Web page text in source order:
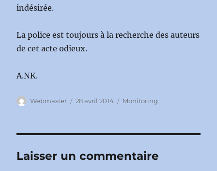
indésirée.
La police est toujours à la recherche des auteurs
de cet acte odieux.
A.NK.
Auteur
Webmaster
Publié
28 avril 2014 Catégories
Monitoring
Laisser un commentaire